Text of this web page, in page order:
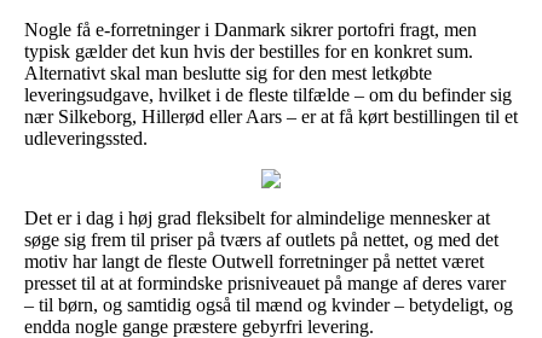
Nogle få e-forretninger i Danmark sikrer portofri fragt, men
typisk gælder det kun hvis der bestilles for en konkret sum.
Alternativt skal man beslutte sig for den mest letkøbte
leveringsudgave, hvilket i de fleste tilfælde – om du befinder sig
nær Silkeborg, Hillerød eller Aars – er at få kørt bestillingen til et
udleveringssted.
Det er i dag i høj grad fleksibelt for almindelige mennesker at
søge sig frem til priser på tværs af outlets på nettet, og med det
motiv har langt de fleste Outwell forretninger på nettet været
presset til at at formindske prisniveauet på mange af deres varer
– til børn, og samtidig også til mænd og kvinder – betydeligt, og
endda nogle gange præstere gebyrfri levering.